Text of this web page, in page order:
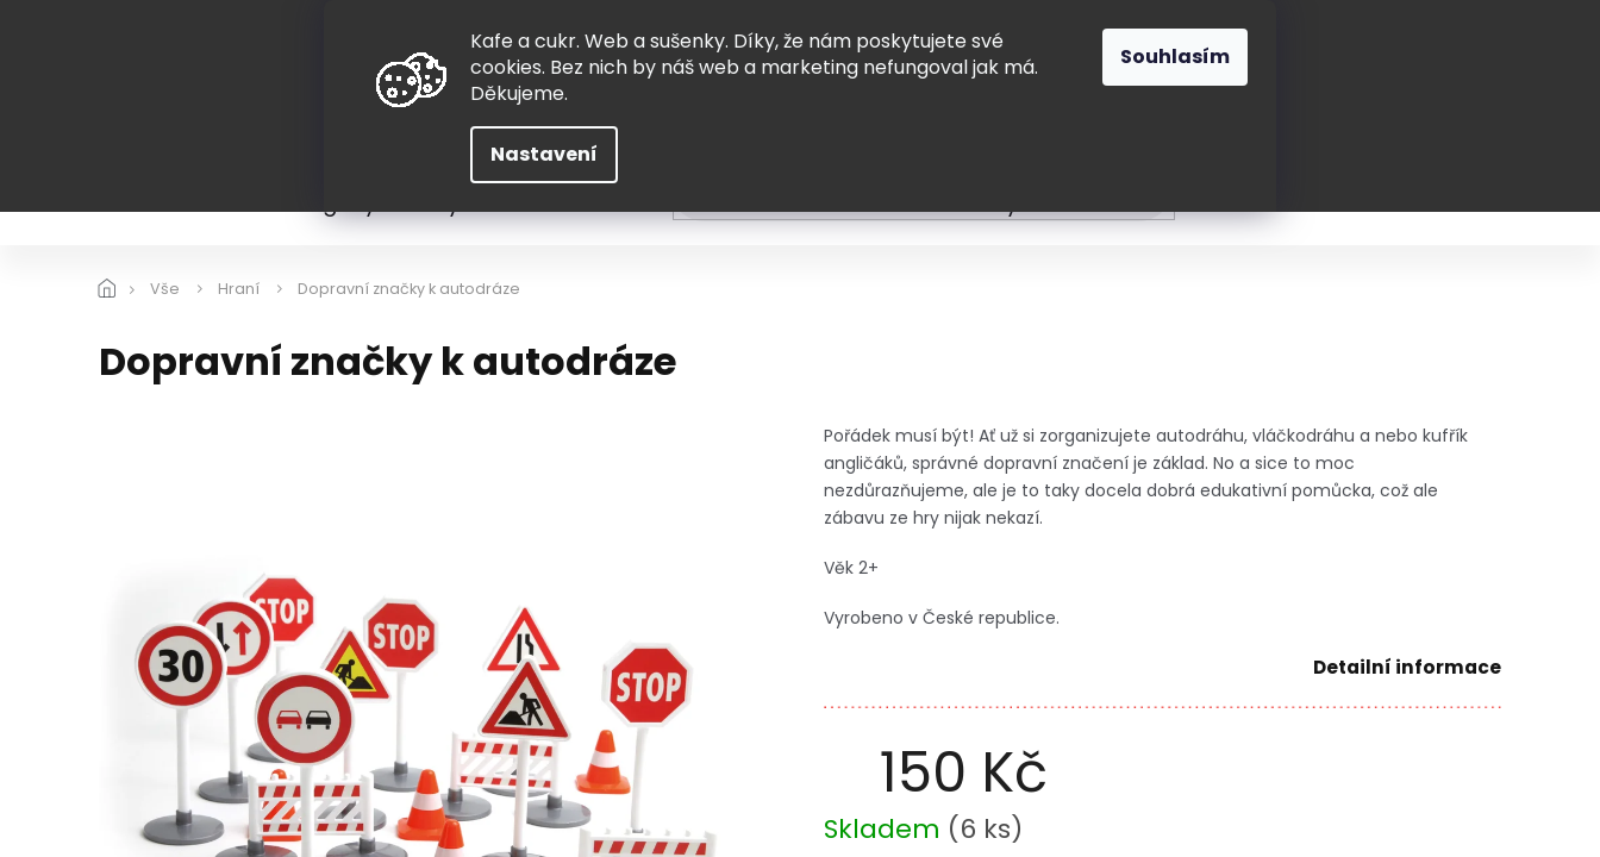
Kafe a cukr. Web a sušenky. Díky, že nám poskytujete své
cookies. Bez nich by náš web a marketing nefungoval jak má.
Děkujeme.
Nastavení
Souhlasím
Vše Hraní Dopravní značky k autodráze
Dopravní značky k autodráze
150 Kč
Měrná
cena:
Skladem (6 ks)
Pořádek musí být! Ať už si zorganizujete autodráhu, vláčkodráhu a nebo kufřík
angličáků, správné dopravní značení je základ. No a sice to moc
nezdůrazňujeme, ale je to taky docela dobrá edukativní pomůcka, což ale
zábavu ze hry nijak nekazí.
Věk 2+
Vyrobeno v České republice.
Detailní informace